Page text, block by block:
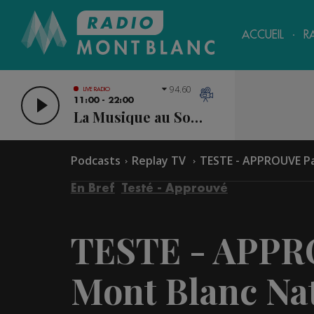
ACCUEIL
LIVE RADIO
11:00 - 22:00
La Musique au Sommet
94.60
Podcasts Replay TV TESTE -
En Bref Testé - Approuvé
TESTE -
Mont Blanc